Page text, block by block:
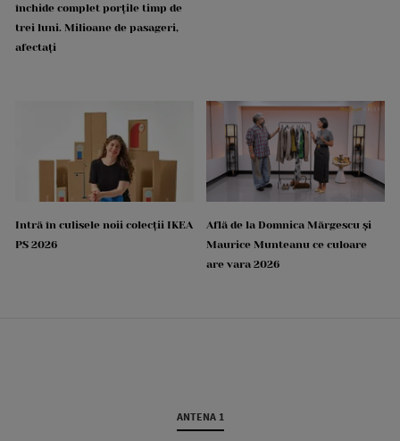
închide complet porțile timp de
trei luni. Milioane de pasageri,
afectați
Intră în culisele noii colecții IKEA
PS 2026
Află de la Domnica Mărgescu și
Maurice Munteanu ce culoare
are vara 2026
ANTENA 1